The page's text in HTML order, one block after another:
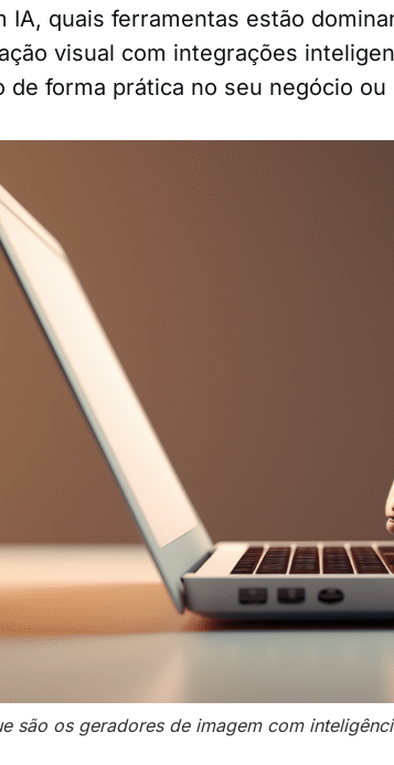
IA, quais ferramentas estão
visual com integrações
de forma prática no seu negócio
são os geradores de imagem com